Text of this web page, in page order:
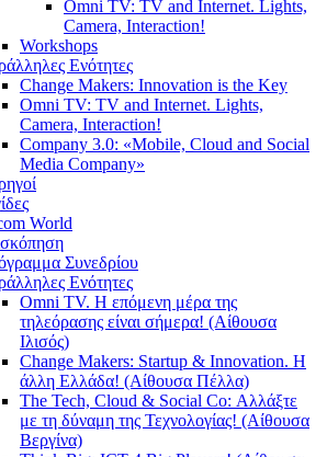
Omni TV: TV and Internet. Lights,
Camera, Interaction!
Workshops
Ενότητες
Change Makers: Innovation is the Key
Omni TV: TV and Internet. Lights,
Camera, Interaction!
Company 3.0: «Mobile, Cloud and Social
Media Company»
World
Συνεδρίου
Ενότητες
Omni TV. Η επόμενη μέρα της
τηλεόρασης είναι σήμερα! (Αίθουσα
Ιλισός)
Change Makers: Startup & Innovation. Η
άλλη Ελλάδα! (Αίθουσα Πέλλα)
The Tech, Cloud & Social Co: Αλλάξτε
με τη δύναμη της Τεχνολογίας! (Αίθουσα
Βεργίνα)